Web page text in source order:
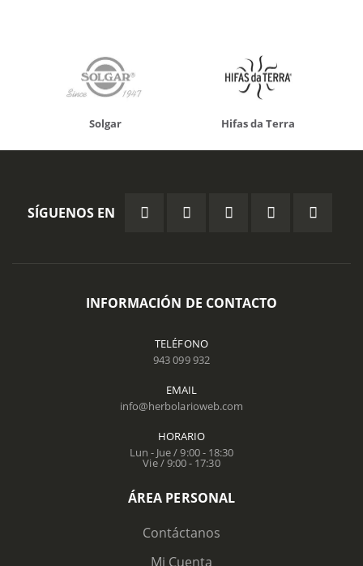
Solgar Hifas da Terra
SÍGUENOS EN
INFORMACIÓN DE CONTACTO
TELÉFONO
943 099 932
EMAIL
info@herbolarioweb.com
HORARIO
Lun - Jue / 9:00 - 18:30
Vie / 9:00 - 17:30
ÁREA PERSONAL
Contáctanos
Mi Cuenta